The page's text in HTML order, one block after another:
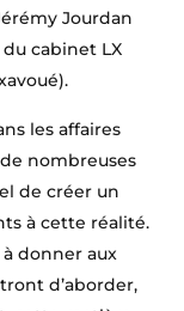
Jourdan
cabinet LX
les affaires
nombreuses
de créer un
à cette réalité.
donner aux
d’aborder,